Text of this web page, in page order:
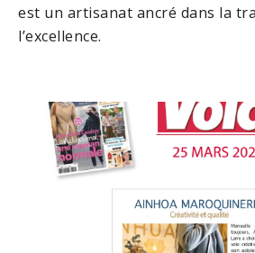
est un artisanat ancré dans la
l’excellence.